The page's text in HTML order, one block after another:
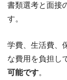
書類選考と面接
す。
学費、生活費、
な費用を負担し
可能です。